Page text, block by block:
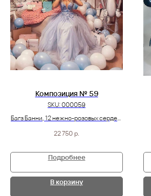
Композиция № 59
SKU:000059
Багз Банни, 12 нежно-розовых сердец,
шариков
22 750р.
Подробнее
В корзину